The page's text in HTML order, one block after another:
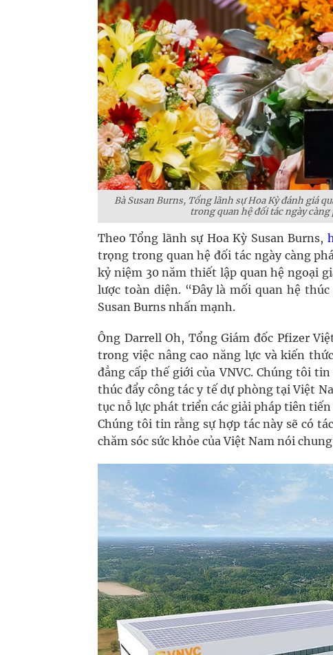
Bà Susan Burns, Tổng lãnh sự Hoa Kỳ đánh giá
trong quan hệ đối tác ngày
Theo Tổng lãnh sự Hoa Kỳ Susan Burns,
trọng trong quan hệ đối tác ngày càng
kỷ niệm 30 năm thiết lập quan hệ ngoại
lược toàn diện. “Đây là mối quan hệ
Susan Burns nhấn mạnh.
Ông Darrell Oh, Tổng Giám đốc Pfizer
trong việc nâng cao năng lực và kiến
đẳng cấp thế giới của VNVC. Chúng tôi
thúc đẩy công tác y tế dự phòng tại Việt
tục nỗ lực phát triển các giải pháp tiên
Chúng tôi tin rằng sự hợp tác này sẽ có
chăm sóc sức khỏe của Việt Nam nói